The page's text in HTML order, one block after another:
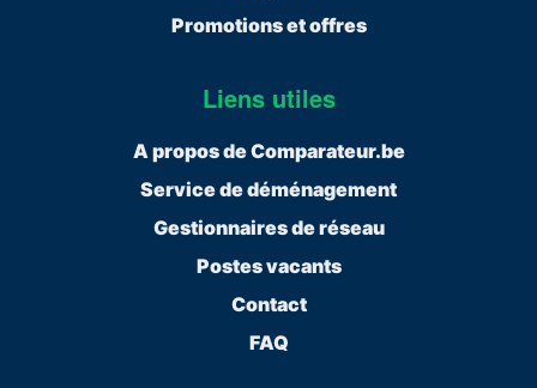
Promotions et offres
Liens utiles
A propos de Comparateur.be
Service de déménagement
Gestionnaires de réseau
Postes vacants
Contact
FAQ